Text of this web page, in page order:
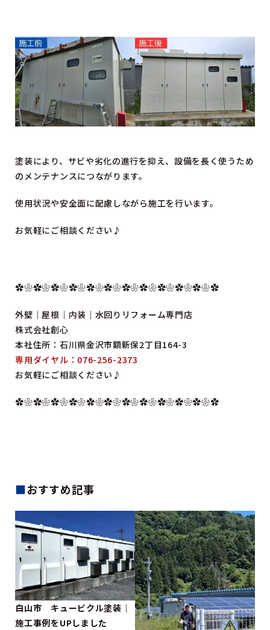
塗装により、サビや劣化の進行を抑え、設備を長く使うため
のメンテナンスにつながります。
使用状況や安全面に配慮しながら施工を行います。
お気軽にご相談ください♪
✿❀✿❀✿❀✿❀✿❀✿❀✿❀✿❀✿❀✿❀✿❀✿
外壁｜屋根｜内装｜水回りリフォーム専門店
株式会社創心
本社住所：石川県金沢市額新保2丁目164-3
専用ダイヤル：076-256-2373
お気軽にご相談ください♪
✿❀✿❀✿❀✿❀✿❀✿❀✿❀✿❀✿❀✿❀✿❀✿
■おすすめ記事
白山市 キュービクル塗装｜
施工事例をUPしました